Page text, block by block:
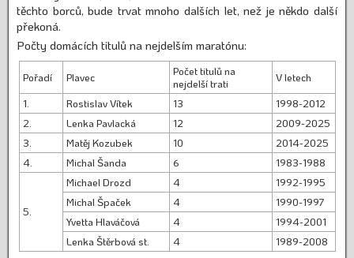
těchto borců, bude trvat mnoho dalších let, než je někdo další
překoná.
Počty domácích titulů na nejdelším maratónu:
Pořadí Plavec
Počet titulů na
nejdelší trati
V letech
1.
Rostislav Vítek 13
1998-2012
2.
Lenka Pavlacká 12
2009-2025
3.
Matěj Kozubek 10
2014-2025
4.
Michal Šanda 6 1983-1988
5.
Michael Drozd 4
1992-1995
Michal Špaček
4
1990-1997
Yvetta Hlaváčová
4
1994-2001
Lenka Štěrbová st.
4 1989-2008